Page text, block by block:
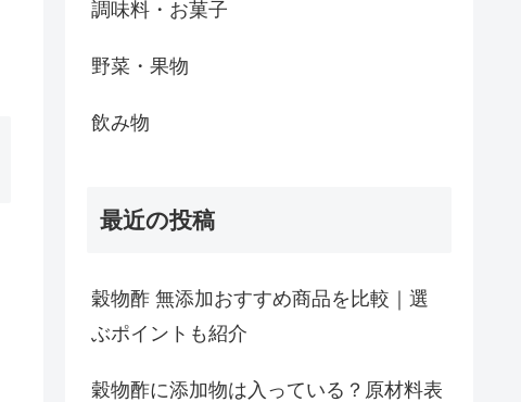
調味料・お菓子
野菜・果物
飲み物
最近の投稿
穀物酢 無添加おすすめ商品を比較｜選
ぶポイントも紹介
穀物酢に添加物は入っている？原材料表